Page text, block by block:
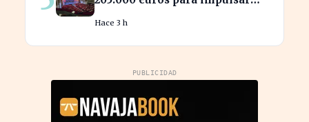
Hace 3 h
PUBLICIDAD